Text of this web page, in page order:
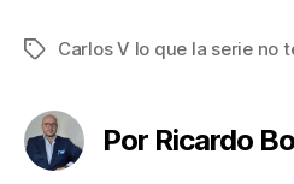
Etiquetas
Carlos V lo que la serie no
Por Ricardo